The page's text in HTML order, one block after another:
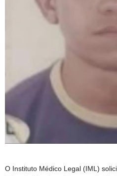
O Instituto Médico Legal (IML)